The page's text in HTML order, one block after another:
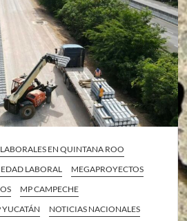
EN QUINTANA ROO
LABORAL
MEGAPROYECTOS
MP CAMPECHE
YUCATÁN
NOTICIAS NACIONALES